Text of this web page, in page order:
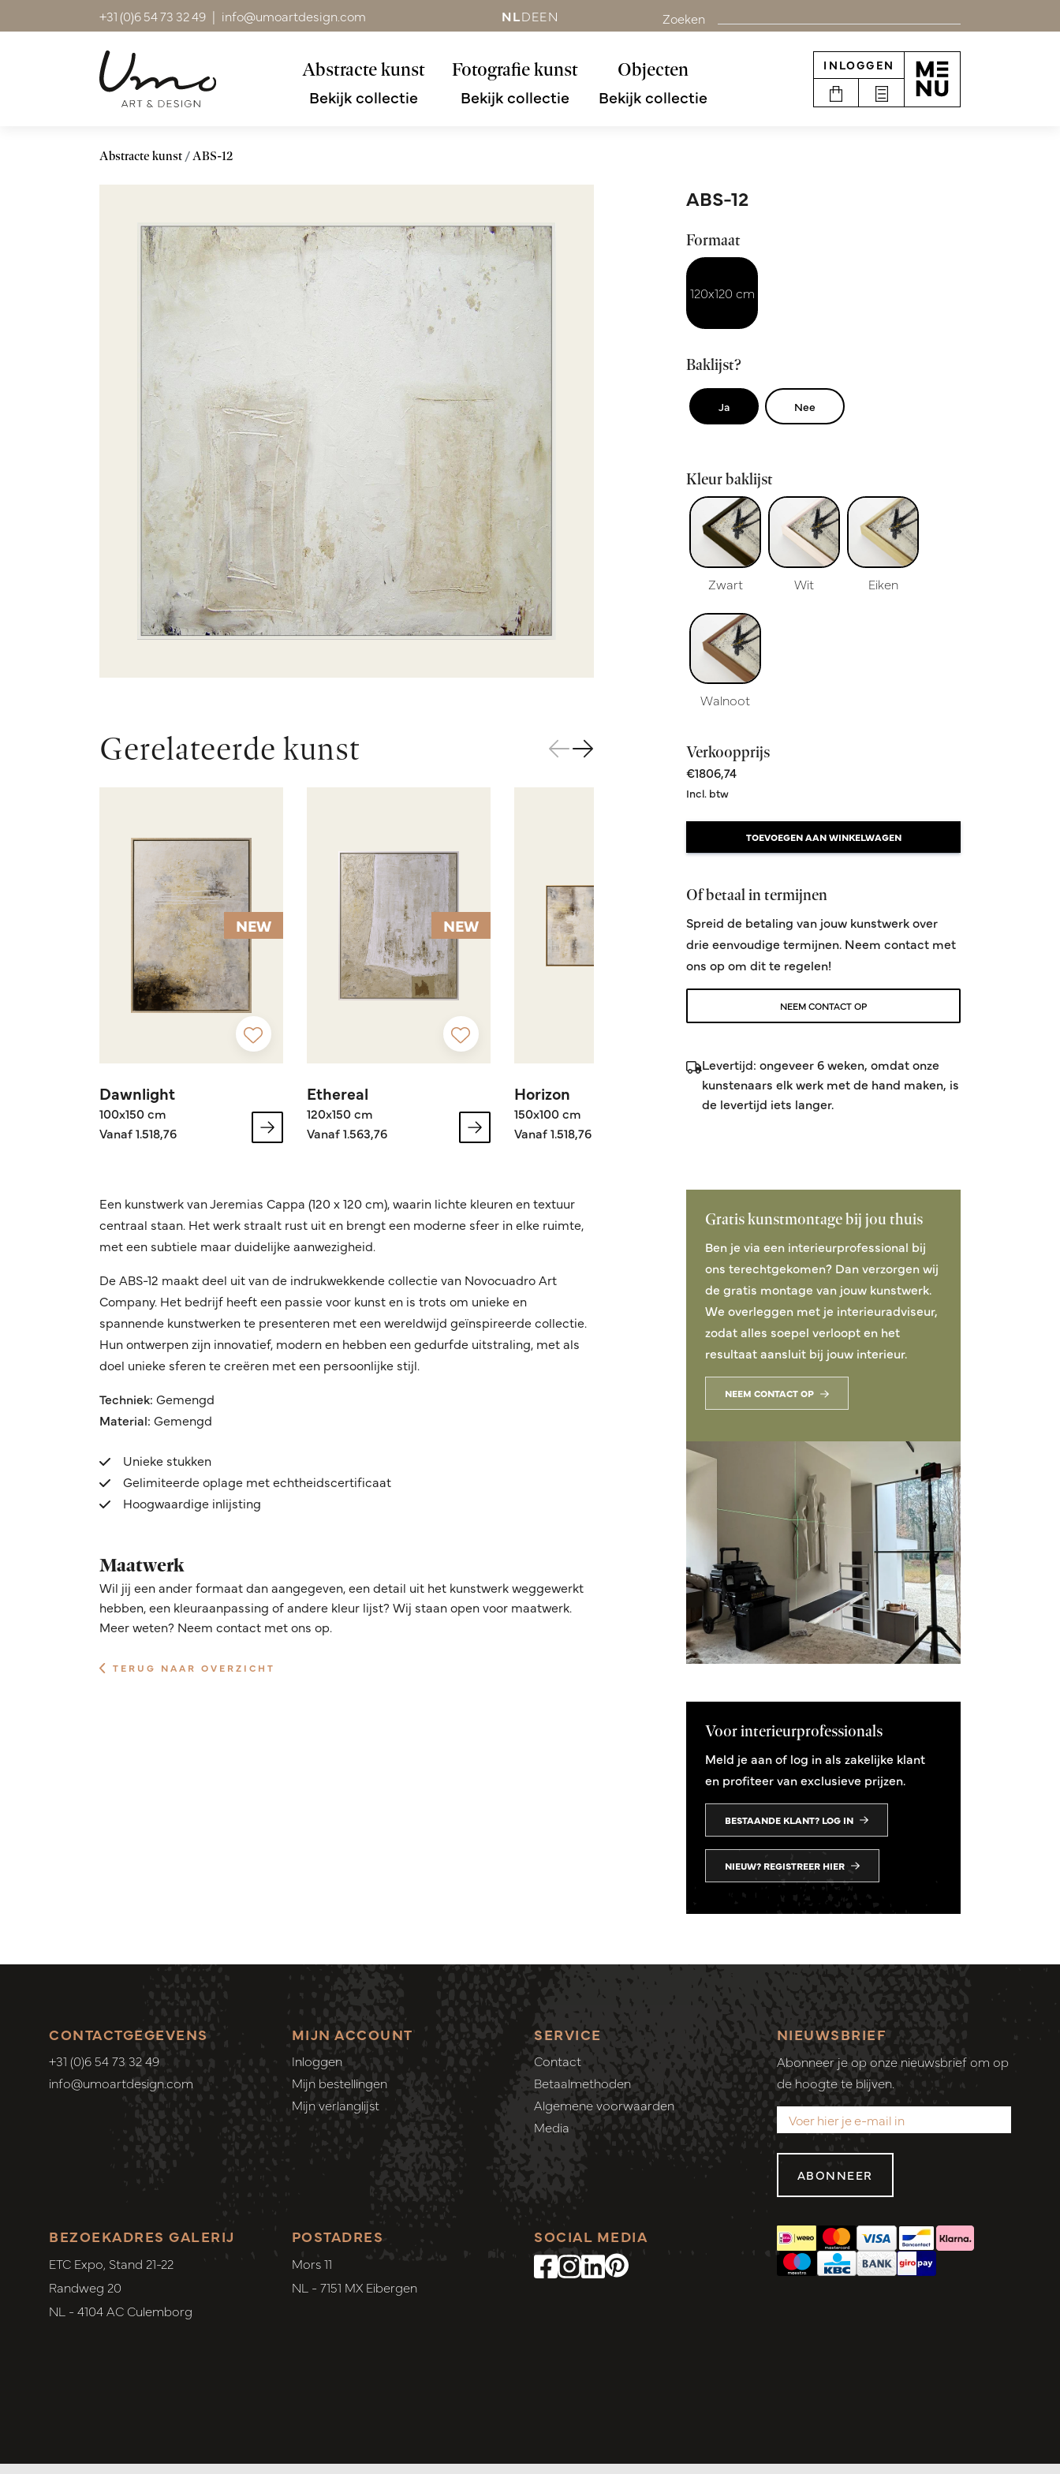
+31 (0)6 54 73 32 49 | info@umoartdesign.com NLDEEN Zoeken
Abstracte kunst
Bekijk collectie
Fotografie kunst
Bekijk collectie
Objecten
Bekijk collectie
INLOGGEN
Abstracte kunst ABS-12
Gerelateerde kunst
NEW
Dawnlight
100x150 cm
Vanaf 1.518,76
NEW
Ethereal
120x150 cm
Vanaf 1.563,76
Horizon
150x100 cm
Vanaf 1.518,76
NEW
Trace
120x120 cm
Een kunstwerk van Jeremias Cappa (120 x 120 cm), waarin lichte kleuren en textuur
centraal staan. Het werk straalt rust uit en brengt een moderne sfeer in elke ruimte,
met een subtiele maar duidelijke aanwezigheid.
De ABS-12 maakt deel uit van de indrukwekkende collectie van Novocuadro Art
Company. Het bedrijf heeft een passie voor kunst en is trots om unieke en
spannende kunstwerken te presenteren met een wereldwijd geïnspireerde collectie.
Hun ontwerpen zijn innovatief, modern en hebben een gedurfde uitstraling, met als
doel unieke sferen te creëren met een persoonlijke stijl.
Techniek: Gemengd
Material: Gemengd
Unieke stukken
Gelimiteerde oplage met echtheidscertificaat
Hoogwaardige inlijsting
Maatwerk
Wil jij een ander formaat dan aangegeven, een detail uit het kunstwerk weggewerkt
hebben, een kleuraanpassing of andere kleur lijst? Wij staan open voor maatwerk.
Meer weten? Neem contact met ons op.
TERUG NAAR OVERZICHT
ABS-12
Formaat
120x120 cm
Baklijst?
Ja Nee
Kleur baklijst
Zwart Wit Eiken
Walnoot
Verkoopprijs
€1806,74
Incl. btw
TOEVOEGEN AAN WINKELWAGEN
Of betaal in termijnen
Spreid de betaling van jouw kunstwerk over
drie eenvoudige termijnen. Neem contact met
ons op om dit te regelen!
NEEM CONTACT OP
Levertijd: ongeveer 6 weken, omdat onze
kunstenaars elk werk met de hand maken, is
de levertijd iets langer.
Gratis kunstmontage bij jou thuis
Ben je via een interieurprofessional bij
ons terechtgekomen? Dan verzorgen wij
de gratis montage van jouw kunstwerk.
We overleggen met je interieuradviseur,
zodat alles soepel verloopt en het
resultaat aansluit bij jouw interieur.
NEEM CONTACT OP
Voor interieurprofessionals
Meld je aan of log in als zakelijke klant
en profiteer van exclusieve prijzen.
BESTAANDE KLANT? LOG IN
NIEUW? REGISTREER HIER
CONTACTGEGEVENS
+31 (0)6 54 73 32 49
info@umoartdesign.com
MIJN ACCOUNT
Inloggen
Mijn bestellingen
Mijn verlanglijst
SERVICE
Contact
Betaalmethoden
Algemene voorwaarden
Media
SOCIAL MEDIA
POSTADRES
Mors 11
NL - 7151 MX Eibergen
BEZOEKADRES GALERIJ
ETC Expo, Stand 21-22
Randweg 20
NL - 4104 AC Culemborg
NIEUWSBRIEF
Abonneer je op onze nieuwsbrief om op
de hoogte te blijven.
ABONNEER